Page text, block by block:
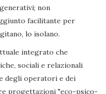
non
facilitante per
lo isolano.
integrato che
sociali e relazionali
degli operatori e dei
progettazioni "eco-psico-